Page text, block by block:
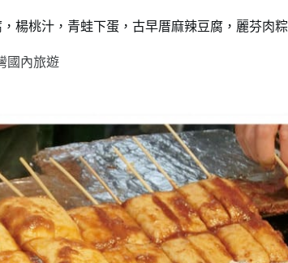
楊桃汁，青蛙下蛋，古早厝麻辣豆腐，麗芬肉粽
國內旅遊